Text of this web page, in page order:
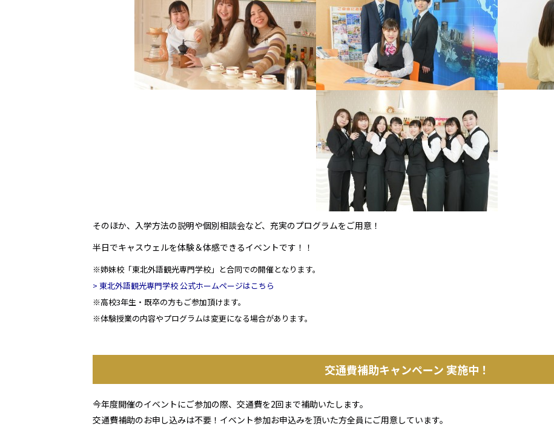
そのほか、入学方法の説明や個別相談会など、充実のプログラムをご用意！
半日でキャスウェルを体験＆体感できるイベントです！！
※姉妹校「東北外語観光専門学校」と合同での開催となります。
> 東北外語観光専門学校 公式ホームページはこちら
※高校3年生・既卒の方もご参加頂けます。
※体験授業の内容やプログラムは変更になる場合があります。
交通費補助キャンペーン 実施中！
今年度開催のイベントにご参加の際、交通費を2回まで補助いたします。
交通費補助のお申し込みは不要！イベント参加お申込みを頂いた方全員にご用意しています。